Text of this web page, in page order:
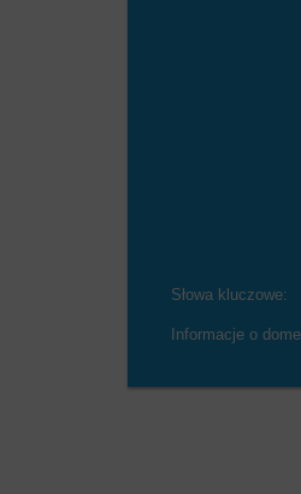
Słowa kluczowe:
Informacje o